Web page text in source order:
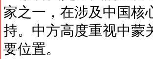
家之一，在涉及中国核
持。中方高度重视中蒙
要位置。